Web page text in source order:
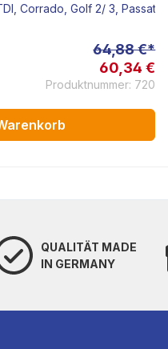
Corrado, Golf 2/ 3, Passat
64,88 €*
60,34 €
Produktnummer: 720
QUALITÄT MADE
IN GERMANY